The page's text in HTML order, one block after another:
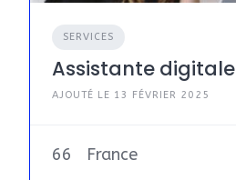
SERVICES
Assistante digitale
AJOUTÉ LE 13 FÉVRIER 2025
66 France